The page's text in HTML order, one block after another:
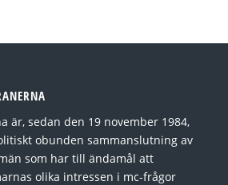
är, sedan den 19 november 1984,
obunden sammanslutning av
som har till ändamål att
olika intressen i mc-frågor